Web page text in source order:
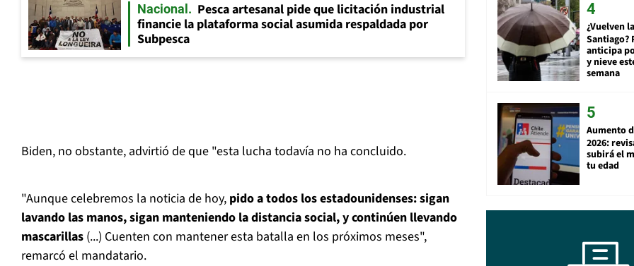
Nacional
Pesca artesanal pide que licitación industrial
financie la plataforma social asumida respaldada por
Subpesca
Biden, no obstante, advirtió de que "esta lucha todavía no ha concluido.
"Aunque celebremos la noticia de hoy, pido a todos los estadounidenses: sigan
lavando las manos, sigan manteniendo la distancia social, y continúen llevando
mascarillas (...) Cuenten con mantener esta batalla en los próximos meses",
remarcó el mandatario.
¿Vuelven
Santiago?
anticipa
y nieve
semana
Aumento
2026:
subirá el
tu edad